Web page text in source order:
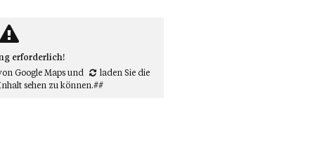
erforderlich!
Google Mapsund
laden Sie die
sehen zu können.##